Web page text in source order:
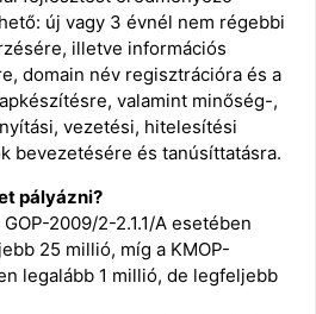
új vagy 3 évnél nem régebbi
illetve információs
domain név regisztrációra és a
valamint minőség-,
vezetési, hitelesítési
bevezetésére és tanúsíttatásra.
pályázni?
2009/2-2.1.1/A esetében
25 millió, míg a KMOP-
legalább 1 millió, de legfeljebb